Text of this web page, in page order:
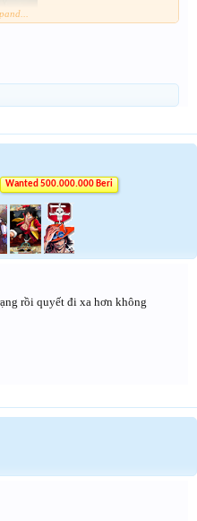
Wanted 500.000.000 Beri
rồi quyết đi xa hơn không